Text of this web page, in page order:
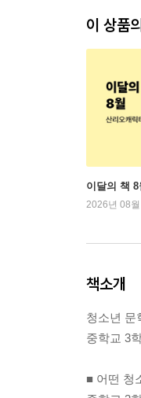
이 상품
이달의 책
2026년 08
책소개
청소년 문
중학교 3
■ 어떤 청